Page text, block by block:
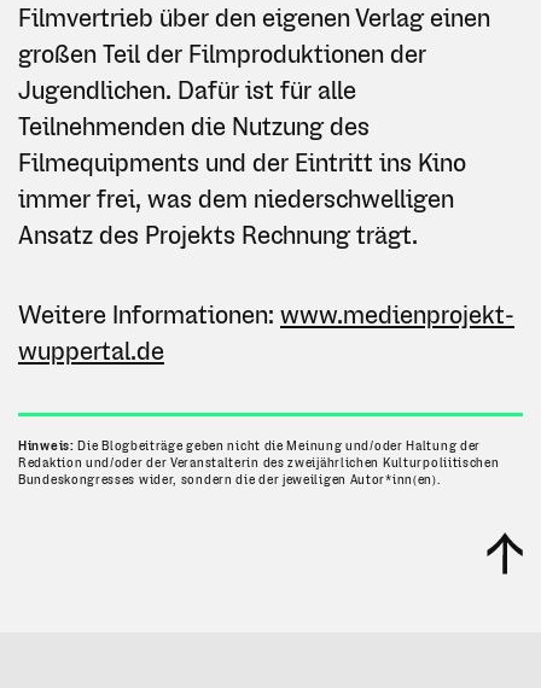
Filmvertrieb über den eigenen Verlag einen
großen Teil der Filmproduktionen der
Jugendlichen. Dafür ist für alle
Teilnehmenden die Nutzung des
Filmequipments und der Eintritt ins Kino
immer frei, was dem niederschwelligen
Ansatz des Projekts Rechnung trägt.
Weitere Informationen: www.medienprojekt-
wuppertal.de
Hinweis: Die Blogbeiträge geben nicht die Meinung und/oder Haltung der
Redaktion und/oder der Veranstalterin des zweijährlichen Kulturpoliitischen
Bundeskongresses wider, sondern die der jeweiligen Autor*inn(en).